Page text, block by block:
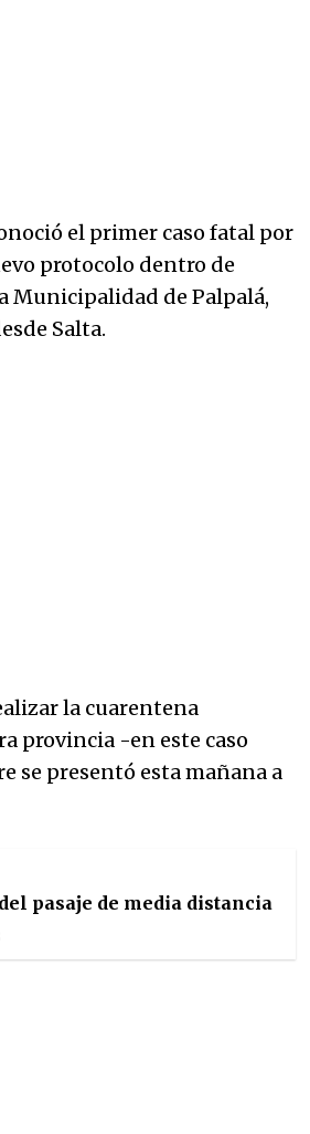
el primer caso fatal por
protocolo dentro de
Municipalidad de Palpalá,
Salta.
la cuarentena
provincia -en este caso
se presentó esta mañana a
pasaje de media distancia